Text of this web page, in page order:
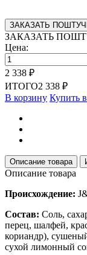
ЗАКАЗАТЬ
ЗАКАЗАТЬ
Цена:
2 338 ₽
ИТОГО2 338 ₽
В корзину Купить
Описание товара
Описание товара
Происхождение:
Состав: Соль,
перец, шалфей,
кориандр),
сухой лимонный